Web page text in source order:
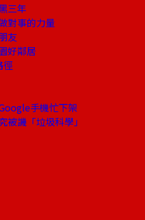
三年
對事的力量
友
好鄰居
徑
手機忙下架
被譏「垃圾科學」